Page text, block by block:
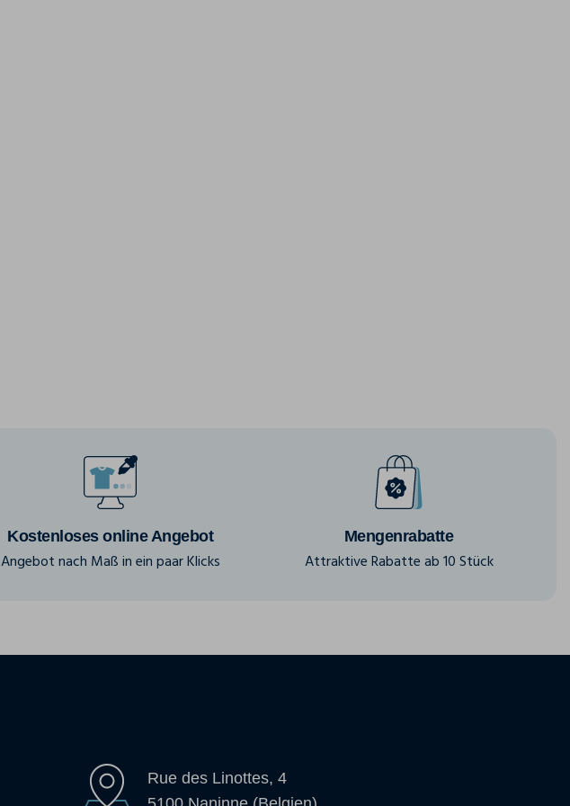
Kostenloses online Angebot
Angebot nach Maß in ein paar Klicks
Mengenrabatte
Attraktive Rabatte ab 10 Stück
Rue des Linottes, 4